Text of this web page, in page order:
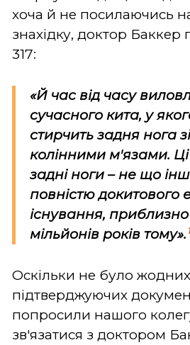
хоча й не посилаючись
знахідку, доктор Баккер
317:
«Й час від часу
сучасного кита, у
стирчить задня нога
колінними м'язами. Ці
задні ноги – не що
повністю докитового
існування,
мільйонів років тому». 1
Оскільки не було жодних
підтверджуючих
попросили нашого
зв'язатися з доктором